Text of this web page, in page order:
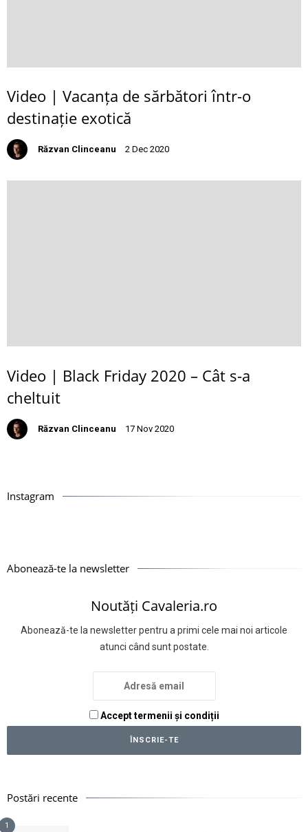
Video | Vacanța de sărbători într-o
destinație exotică
Răzvan Clinceanu 2 Dec 2020
Video | Black Friday 2020 – Cât s-a
cheltuit
Răzvan Clinceanu 17 Nov 2020
Instagram
Abonează-te la newsletter
Noutăți Cavaleria.ro
Abonează-te la newsletter pentru a primi cele mai noi articole
atunci când sunt postate.
Accept termenii și condiții
Postări recente
1